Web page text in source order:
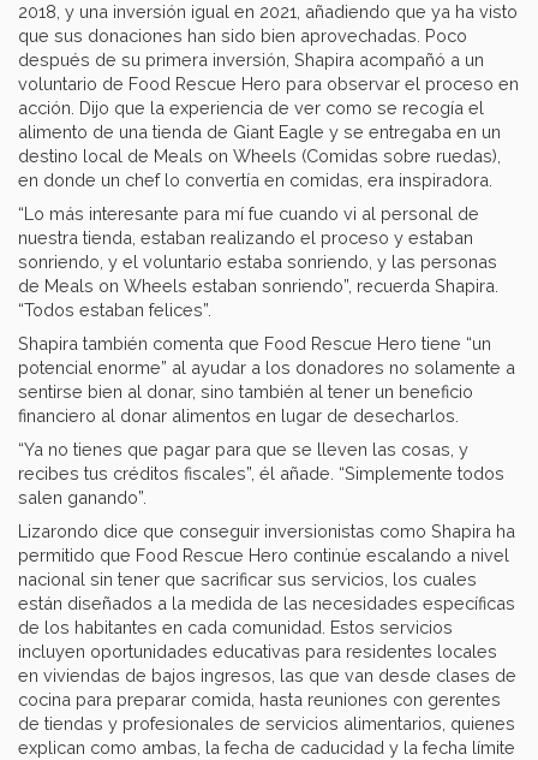
2018, y una inversión igual en 2021, añadiendo que ya ha visto
que sus donaciones han sido bien aprovechadas. Poco
después de su primera inversión, Shapira acompañó a un
voluntario de Food Rescue Hero para observar el proceso en
acción. Dijo que la experiencia de ver como se recogía el
alimento de una tienda de Giant Eagle y se entregaba en un
destino local de Meals on Wheels (Comidas sobre ruedas),
en donde un chef lo convertía en comidas, era inspiradora.
“Lo más interesante para mí fue cuando vi al personal de
nuestra tienda, estaban realizando el proceso y estaban
sonriendo, y el voluntario estaba sonriendo, y las personas
de Meals on Wheels estaban sonriendo”, recuerda Shapira.
“Todos estaban felices”.
Shapira también comenta que Food Rescue Hero tiene “un
potencial enorme” al ayudar a los donadores no solamente a
sentirse bien al donar, sino también al tener un beneficio
financiero al donar alimentos en lugar de desecharlos.
“Ya no tienes que pagar para que se lleven las cosas, y
recibes tus créditos fiscales”, él añade. “Simplemente todos
salen ganando”.
Lizarondo dice que conseguir inversionistas como Shapira ha
permitido que Food Rescue Hero continúe escalando a nivel
nacional sin tener que sacrificar sus servicios, los cuales
están diseñados a la medida de las necesidades específicas
de los habitantes en cada comunidad. Estos servicios
incluyen oportunidades educativas para residentes locales
en viviendas de bajos ingresos, las que van desde clases de
cocina para preparar comida, hasta reuniones con gerentes
de tiendas y profesionales de servicios alimentarios, quienes
explican como ambas, la fecha de caducidad y la fecha límite